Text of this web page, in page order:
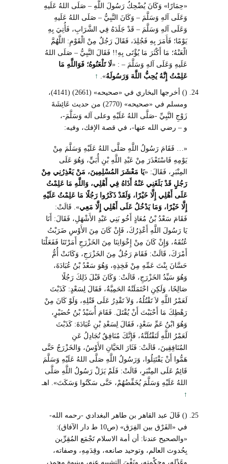
«حِمَارًا» وَكَانَ يُضْحِكُ رَسُولَ اللَّهِ – صَلَى اللهُ عَلَيهِ
وَعَلَى آلهِ وَسَلَّمَ – وَكَانَ النَّبِيُّ – صَلَى اللهُ عَلَيهِ
وَعَلَى آلهِ وَسَلَّمَ – قَدْ جَلَدَهُ فِي الشَّرَابِ، فَأُتِيَ بِهِ
يَوْمًا؛ فَأَمَرَ بِهِ فَجُلِدَ، فَقَالَ رَجُلٌ مِنْ الْقَوْمِ: اللَّهُمَّ
الْعَنْهُ؛ مَا أَكْثَرَ مَا يُؤْتَى بِهِ!! فَقَالَ النَّبِيُّ – صَلَى اللهُ
عَلَيهِ وَعَلَى آلهِ وَسَلَّمَ – : «لَا تَلْعَنُوهُ؛ فَوَاللَّهِ مَا
عَلِمْتُ إِنَّهُ يُحِبُّ اللَّهَ وَرَسُولَهُ».
↑
() أخرجها البخاري في «صحيحه» (2661) (4141)،
ومسلم في «صحيحه» (2770) من حديث عَائِشَةَ
زَوْجِ النَّبِيِّ -صَلَّى اللهُ عَلَيْهِ وعلى آله وَسَلَّمَ-،
و – رضي الله عنها-، في قصة الإفك، وفيه:
«… فَقَامَ رَسُولُ اللَّهِ صَلَّى اللهُ عَلَيْهِ وَسَلَّمَ مِنْ
يَوْمِهِ فَاسْتَعْذَرَ مِنْ عَبْدِ اللَّهِ بْنِ أُبَيٍّ، وَهُوَ عَلَى
المِنْبَرِ، فَقَالَ: «يَا مَعْشَرَ المُسْلِمِينَ، مَنْ يَعْذِرُنِي مِنْ
رَجُلٍ قَدْ بَلَغَنِي عَنْهُ أَذَاهُ فِي أَهْلِي، وَاللَّهِ مَا عَلِمْتُ
عَلَى أَهْلِي إِلَّا خَيْرًا، وَلَقَدْ ذَكَرُوا رَجُلًا مَا عَلِمْتُ عَلَيْهِ
إِلَّا خَيْرًا، وَمَا يَدْخُلُ عَلَى أَهْلِي إِلَّا مَعِي». قَالَتْ:
فَقَامَ سَعْدُ بْنُ مُعَاذٍ أَخُو بَنِي عَبْدِ الأَشْهَلِ، فَقَالَ: أَنَا
يَا رَسُولَ اللَّهِ أَعْذِرُكَ، فَإِنْ كَانَ مِنَ الأَوْسِ ضَرَبْتُ
عُنُقَهُ، وَإِنْ كَانَ مِنْ إِخْوَانِنَا مِنَ الخَزْرَجِ أَمَرْتَنَا فَفَعَلْنَا
أَمْرَكَ، قَالَتْ: فَقَامَ رَجُلٌ مِنَ الخَزْرَجِ، وَكَانَتْ أُمُّ
حَسَّانَ بِنْتَ عَمِّهِ مِنْ فَخِذِهِ، وَهُوَ سَعْدُ بْنُ عُبَادَةَ،
وَهُوَ سَيِّدُ الخَزْرَجِ، قَالَتْ: وَكَانَ قَبْلَ ذَلِكَ رَجُلًا
صَالِحًا، وَلَكِنِ احْتَمَلَتْهُ الحَمِيَّةُ، فَقَالَ لِسَعْدٍ: كَذَبْتَ
لَعَمْرُ اللَّهِ لاَ تَقْتُلُهُ، وَلاَ تَقْدِرُ عَلَى قَتْلِهِ، وَلَوْ كَانَ مِنْ
رَهْطِكَ مَا أَحْبَبْتَ أَنْ يُقْتَلَ. فَقَامَ أُسَيْدُ بْنُ حُضَيْرٍ،
وَهُوَ ابْنُ عَمِّ سَعْدٍ، فَقَالَ لِسَعْدِ بْنِ عُبَادَةَ: كَذَبْتَ
لَعَمْرُ اللَّهِ لَنَقْتُلَنَّهُ، فَإِنَّكَ مُنَافِقٌ تُجَادِلُ عَنِ
المُنَافِقِينَ، قَالَتْ: فَثَارَ الحَيَّانِ الأَوْسُ، وَالخَزْرَجُ حَتَّى
هَمُّوا أَنْ يَقْتَتِلُوا، وَرَسُولُ اللَّهِ صَلَّى اللهُ عَلَيْهِ وَسَلَّمَ
قَائِمٌ عَلَى المِنْبَرِ، قَالَتْ: فَلَمْ يَزَلْ رَسُولُ اللَّهِ صَلَّى
اللهُ عَلَيْهِ وَسَلَّمَ يُخَفِّضُهُمْ، حَتَّى سَكَتُوا وَسَكَتَ». اهـ
↑
() قَالَ عبد القاهر بن طاهر البغدادي -رحمه الله-
في «الفَرْق بين الفِرَق» (ص10 ط دار الآفاق):
«والصحيح عندنا: أن أمة الاسلام تَجْمَع المُقِرِّين
بِحُدوث العالم، وتوحيد صانعه، وقِدَمِهِ، وصفاته،
وعَدْلِهِ، وحِكْمته، ونَفْىَ التشبيهِ عنه، وبنبوة محمد،